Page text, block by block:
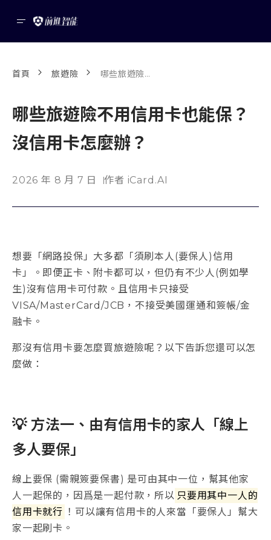
首頁 旅遊險 哪些旅遊險不用信用卡也能保？沒信用卡怎麼辦？
哪些旅遊險不用信用卡也能保？
沒信用卡怎麼辦？
2026 年 8 月 7 日 作者 iCard.AI
想要「網路投保」大多都「須刷本人(要保人)信用
卡」。即便正卡、附卡都可以，但仍有不少人(例如學
生)沒有信用卡可付款。且信用卡只接受
VISA/MasterCard/JCB，不接受美國運通和簽帳/金
融卡。
那沒有信用卡要怎麼買旅遊險呢？以下告訴您還可以怎
麼做：
💡 方法一、由有信用卡的家人「線上
多人要保」
線上要保 (需親簽要保書) 是可由其中一位，幫其他家
人一起保的，因爲是一起付款，所以 只要用其中一人的
信用卡就行 ！可以讓有信用卡的人來當「要保人」幫大
家一起刷卡。